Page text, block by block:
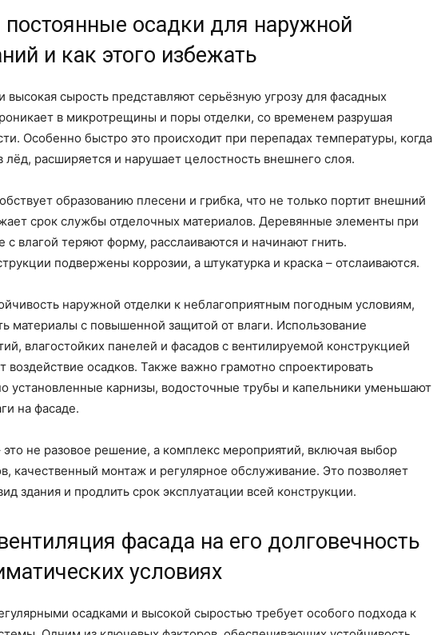
осадки для наружной
и как этого избежать
высокая сырость представляют серьёзную угрозу для фасадных
в микротрещины и поры отделки, со временем разрушая
Особенно быстро это происходит при перепадах температуры, когда
лёд, расширяется и нарушает целостность внешнего слоя.
образованию плесени и грибка, что не только портит внешний
срок службы отделочных материалов. Деревянные элементы при
с влагой теряют форму, расслаиваются и начинают гнить.
подвержены коррозии, а штукатурка и краска – отслаиваются.
наружной отделки к неблагоприятным погодным условиям,
материалы с повышенной защитой от влаги. Использование
влагостойких панелей и фасадов с вентилируемой конструкцией
воздействие осадков. Также важно грамотно спроектировать
установленные карнизы, водосточные трубы и капельники уменьшают
на фасаде.
не разовое решение, а комплекс мероприятий, включая выбор
качественный монтаж и регулярное обслуживание. Это позволяет
здания и продлить срок эксплуатации всей конструкции.
фасада на его долговечность
условиях
осадками и высокой сыростью требует особого подхода к